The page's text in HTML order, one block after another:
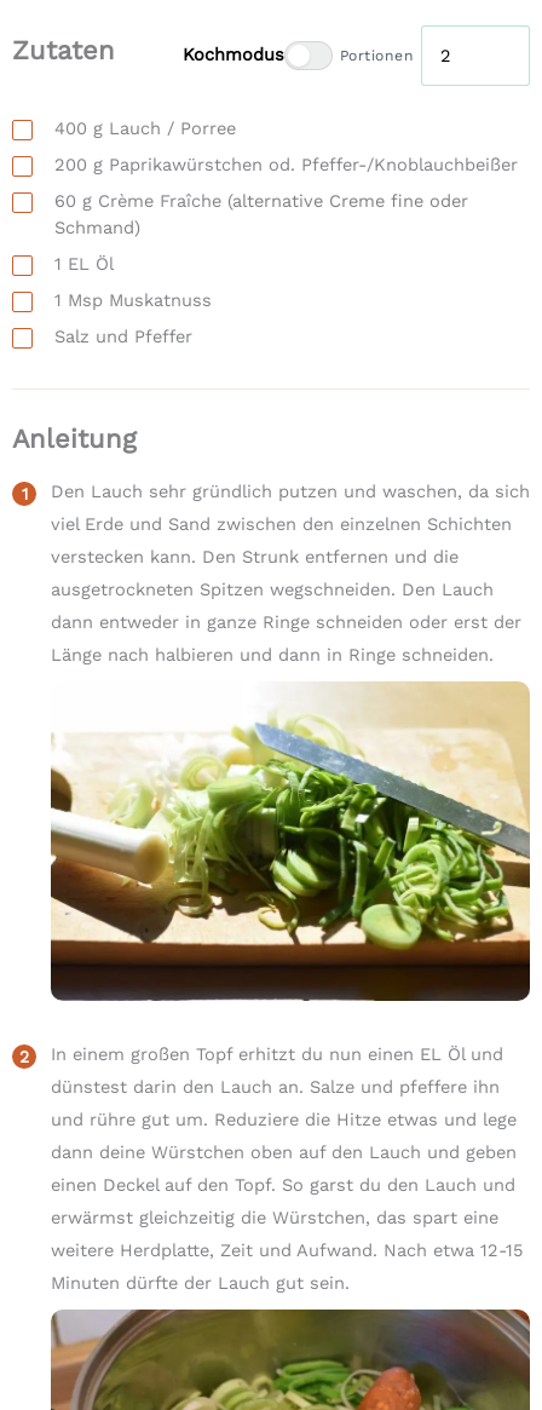
Zutaten Kochmodus Portionen
400 g Lauch / Porree
200 g Paprikawürstchen od. Pfeffer-/Knoblauchbeißer
60 g Crème Fraîche (alternative Creme fine oder
Schmand)
1 EL
Öl
1 Msp Muskatnuss
Salz und Pfeffer
Anleitung
Den Lauch sehr gründlich putzen und waschen, da sich
viel Erde und Sand zwischen den einzelnen Schichten
verstecken kann. Den Strunk entfernen und die
ausgetrockneten Spitzen wegschneiden. Den Lauch
dann entweder in ganze Ringe schneiden oder erst der
Länge nach halbieren und dann in Ringe schneiden.
In einem großen Topf erhitzt du nun einen EL Öl und
dünstest darin den Lauch an. Salze und pfeffere ihn
und rühre gut um. Reduziere die Hitze etwas und lege
dann deine Würstchen oben auf den Lauch und geben
einen Deckel auf den Topf. So garst du den Lauch und
erwärmst gleichzeitig die Würstchen, das spart eine
weitere Herdplatte, Zeit und Aufwand. Nach etwa 12-15
Minuten dürfte der Lauch gut sein.